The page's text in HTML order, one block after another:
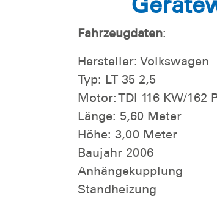
Fahrzeugdaten:
Hersteller: Volkswagen
Typ: LT 35 2,5
Motor: TDI 116 KW/162
Länge: 5,60 Meter
Höhe: 3,00 Meter
Baujahr 2006
Anhängekupplung
Standheizung